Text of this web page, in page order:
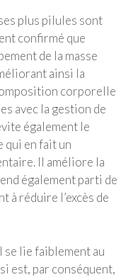
plus pilules sont
confirmé que
de la masse
ainsi la
corporelle
avec la gestion de
également le
qui en fait un
Il améliore la
également parti de
à réduire l’excès de
se lie faiblement au
est, par conséquent,